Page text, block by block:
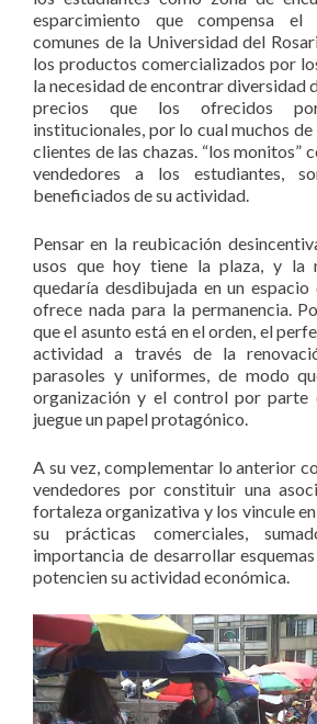
esparcimiento que compensa
comunes de la Universidad del
los productos comercializados por
la necesidad de encontrar diversidad
precios que los ofrecidos
institucionales, por lo cual muchos
clientes de las chazas. “los monitos”
vendedores a los estudiantes,
beneficiados de su actividad.
Pensar en la reubicación
usos que hoy tiene la plaza, y la
quedaría desdibujada en un
ofrece nada para la permanencia.
que el asunto está en el orden, el
actividad a través de la
parasoles y uniformes, de modo
organización y el control por parte
juegue un papel protagónico.
A su vez, complementar lo anterior
vendedores por constituir una
fortaleza organizativa y los vincule
su prácticas comerciales,
importancia de desarrollar
potencien su actividad económica.